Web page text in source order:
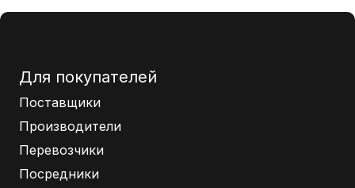
Для покупателей
Поставщики
Производители
Перевозчики
Посредники